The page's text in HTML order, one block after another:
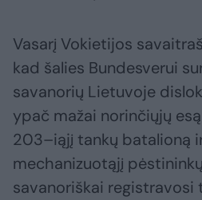
Vasarį Vokietijos
kad šalies Bundesverui
savanorių Lietuvoje
ypač mažai norinčiųjų
203–iąjį tankų batalioną
mechanizuotąjį
savanoriškai registravosi